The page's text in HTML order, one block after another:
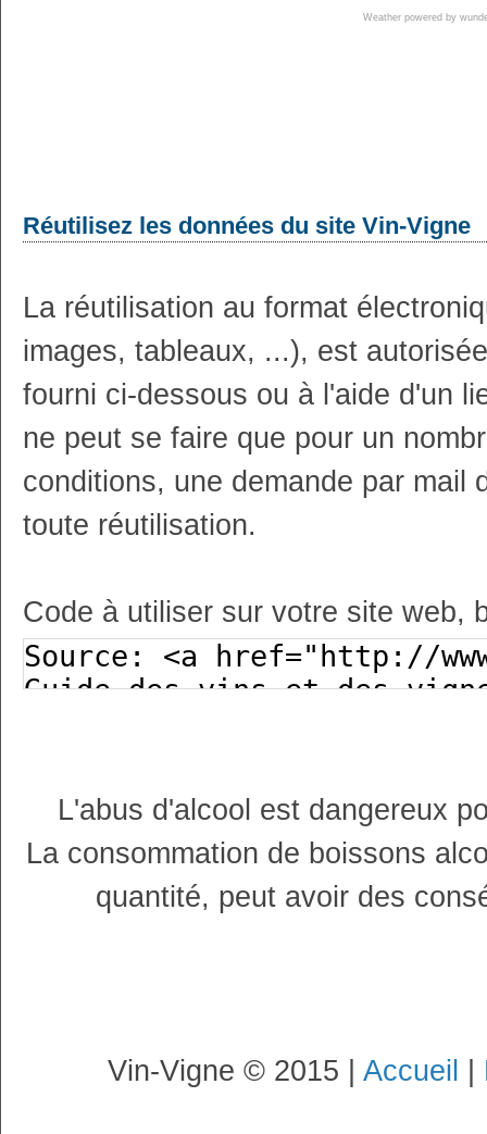
Weather powered by
Réutilisez les données du site Vin-Vigne
La réutilisation au format
images, tableaux, ...), est
fourni ci-dessous ou à l'aide d'un
ne peut se faire que pour un
conditions, une demande par mail
toute réutilisation.
Code à utiliser sur votre site web,
L'abus d'alcool est dangereux
La consommation de boissons
quantité, peut avoir des
Vin-Vigne © 2015 | Accueil